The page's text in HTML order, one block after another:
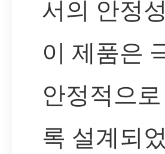
서의 안정
이 제품은
안정적으
록 설계되